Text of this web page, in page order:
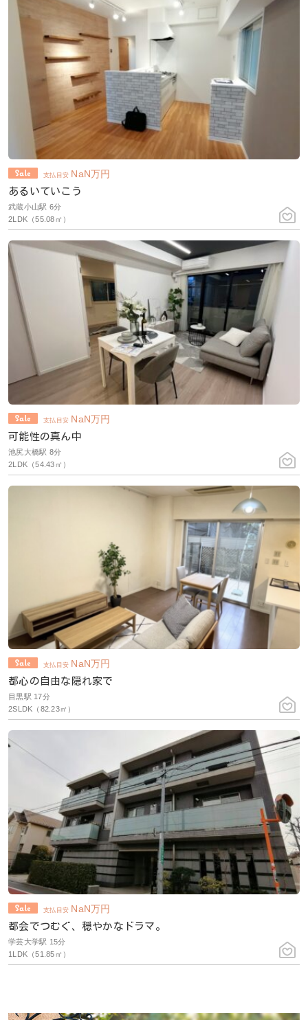
支払目安 NaN万円
あるいていこう
武蔵小山駅 6分
2LDK（55.08㎡）
支払目安 NaN万円
可能性の真ん中
池尻大橋駅 8分
2LDK（54.43㎡）
支払目安 NaN万円
都心の自由な隠れ家で
目黒駅 17分
2SLDK（82.23㎡）
支払目安 NaN万円
都会でつむぐ、穏やかなドラマ。
学芸大学駅 15分
1LDK（51.85㎡）